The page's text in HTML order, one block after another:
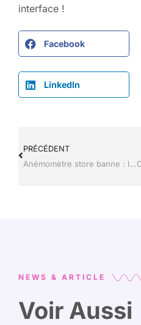
interface !
Facebook
LinkedIn
PRÉCÉDENT
Anémomètre store banne : le modèle radio ou filaire pour votre sécurité ?
NEWS & ARTICLE
Voir Aussi